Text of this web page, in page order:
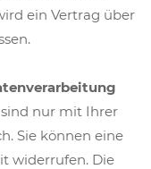
ein Vertrag über
nur mit Ihrer
Sie können eine
widerrufen. Die